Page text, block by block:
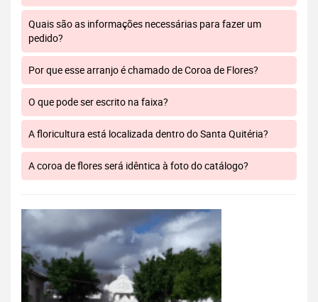
Quais são as informações necessárias para fazer um
pedido?
Por que esse arranjo é chamado de Coroa de Flores?
O que pode ser escrito na faixa?
A floricultura está localizada dentro do Santa Quitéria?
A coroa de flores será idêntica à foto do catálogo?